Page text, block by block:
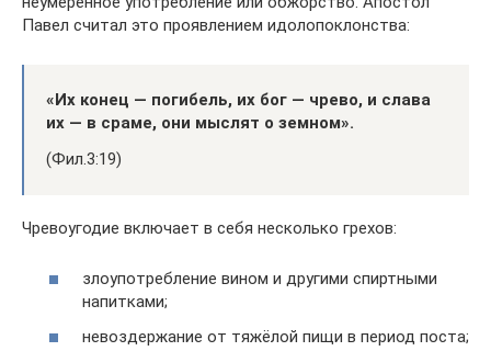
Павел считал это проявлением идолопоклонства:
«Их конец — погибель, их бог — чрево, и слава
их — в сраме, они мыслят о земном».
(Фил.3:19)
Чревоугодие включает в себя несколько грехов:
злоупотребление вином и другими спиртными
напитками;
невоздержание от тяжёлой пищи в период поста;